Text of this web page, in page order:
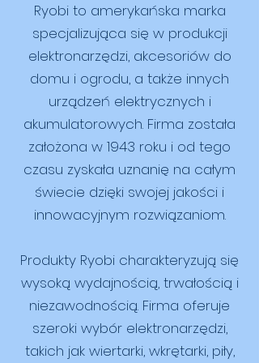
Ryobi to amerykańska marka
specjalizująca się w produkcji
elektronarzędzi, akcesoriów do
domu i ogrodu, a także innych
urządzeń elektrycznych i
akumulatorowych. Firma została
założona w 1943 roku i od tego
czasu zyskała uznanię na całym
świecie dzięki swojej jakości i
innowacyjnym rozwiązaniom.
Produkty Ryobi charakteryzują się
wysoką wydajnością, trwałością i
niezawodnością. Firma oferuje
szeroki wybór elektronarzędzi,
takich jak wiertarki, wkrętarki, piły,